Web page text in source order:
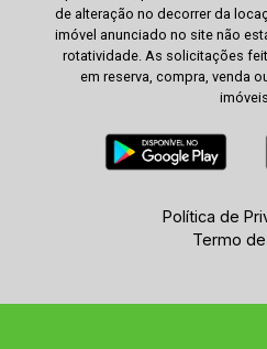
de alteração no decorrer da
imóvel anunciado no site não
rotatividade. As solicitações
em reserva, compra, venda
Política de
Termo